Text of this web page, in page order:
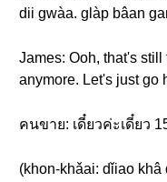
dii gwàa. glàp bâan
James: Ooh, that's
anymore. Let's just go
คนขาย: เดี๋ยวค่ะเดี๋ยว
(khon-khǎai: dǐiao